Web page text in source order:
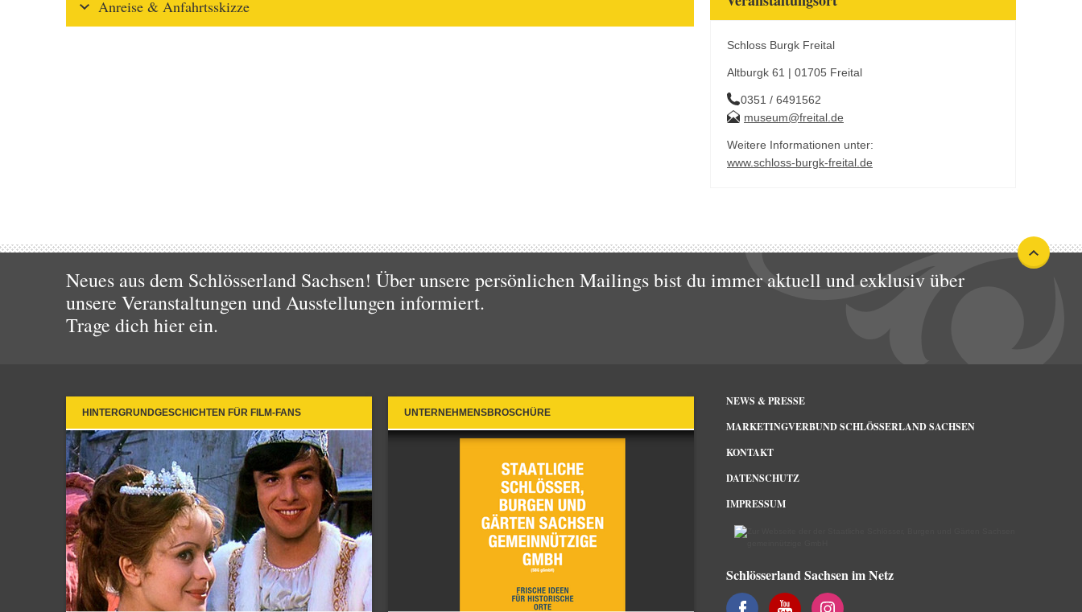
Anreise & Anfahrtsskizze
Schloss Burgk Freital
Altburgk 61 | 01705 Freital
0351 / 6491562
museum@freital.de
Weitere Informationen unter:
www.schloss-burgk-freital.de
Neues aus dem Schlösserland Sachsen! Über unsere persönlichen Mailings bist du immer aktuell und exklusiv über
unsere Veranstaltungen und Ausstellungen informiert.
Trage dich hier ein.
HINTERGRUNDGESCHICHTEN FÜR FILM-FANS UNTERNEHMENSBROSCHÜRE
NEWS & PRESSE
MARKETINGVERBUND SCHLÖSSERLAND SACHSEN
KONTAKT
DATENSCHUTZ
IMPRESSUM
Schlösserland Sachsen im Netz